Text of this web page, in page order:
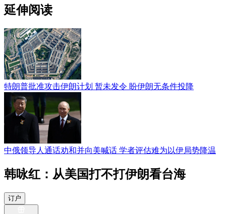
延伸阅读
特朗普批准攻击伊朗计划 暂未发令 盼伊朗无条件投降
中俄领导人通话劝和并向美喊话 学者评估难为以伊局势降温
韩咏红：从美国打不打伊朗看台海
订户